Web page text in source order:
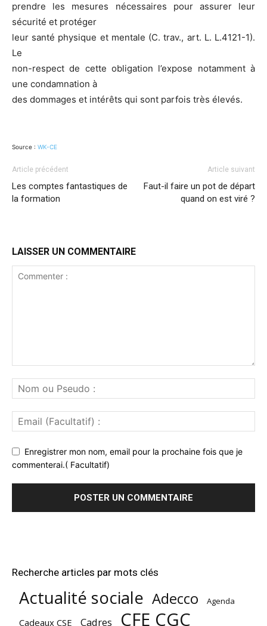
prendre les mesures nécessaires pour assurer leur
sécurité et protéger
leur santé physique et mentale (C. trav., art. L. L.4121-1).
Le
non-respect de cette obligation l’expose notamment à
une condamnation à
des dommages et intérêts qui sont parfois très élevés.
Source : WK-CE
Article précédent
Les comptes fantastiques de
la formation
Article suivant
Faut-il faire un pot de départ
quand on est viré ?
LAISSER UN COMMENTAIRE
Enregistrer mon nom, email pour la prochaine fois que je
commenterai.( Facultatif)
Recherche articles par mots clés
Actualité sociale Adecco Agenda
Cadeaux CSE Cadres CFE CGC